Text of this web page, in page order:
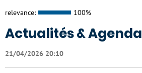
relevance: 100%
Actualités & Agenda
21/04/2026 20:10